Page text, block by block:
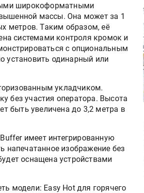
широкоформатными
массы. Она может за 1
метров. Таким образом, её
системами контроля кромок и
с опциональным
одинарный или
укладчиком.
без участия оператора. Высота
быть увеличена до 3,2 метра в
имеет интегрированную
напечатанное изображение без
оснащена устройствами
модели: Easy Hot для горячего